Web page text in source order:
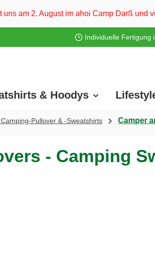
Camp Darß und vom 3. bis 5. August
Individuelle Fertigung
& Hoodys
Pullover & -Sweatshirts Camper
- Camping